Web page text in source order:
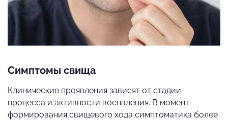
Симптомы свища
Клинические проявления зависят от стадии
процесса и активности воспаления. В момент
формирования свищевого хода симптоматика более